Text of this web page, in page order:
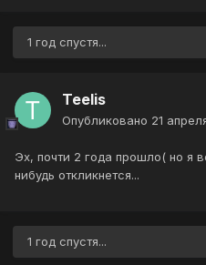
1 год спустя...
Teelis
Опубликовано 21
Эх, почти 2 года прошло( но я
нибудь откликнется...
1 год спустя...